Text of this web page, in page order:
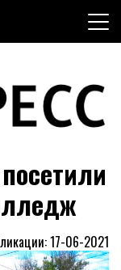
новости"
17-06-2021